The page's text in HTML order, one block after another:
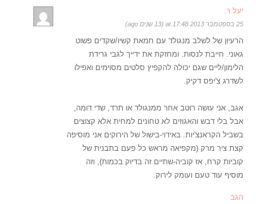
יעל ר.
25 בספטמבר 2013 at 17:48 (13 שנים ago)
הרעיון של לשלב מנגולד עם חמאת קשיו/שקדים פשוט
גאוני. חייבת לנסות. ומחזקת את ידייך לגבי גרידת
הלימון/ליים שגם יכולה להקפיץ סלטים מסוימים ואפילו
לשדרג צ'יפס דקיק.
אגב, אני עושה רוטב אחר ממנגולד או תרד, שדי דומה,
אבל בלי דבש והאגוזים לא טחונים למחית אלא קצוצים
בשביל הקראנצ'יות. באידוי-בישול של הירוקים אני מוסיפה
קצת ציר מרק (מקפיאה מראש כל פעם בתבנית של
קוביות קרח, אז קוביה-שתיים זה בדיוק בכמות), וזה
מוסיף עוד טעם ועומק לירוק.
הגב